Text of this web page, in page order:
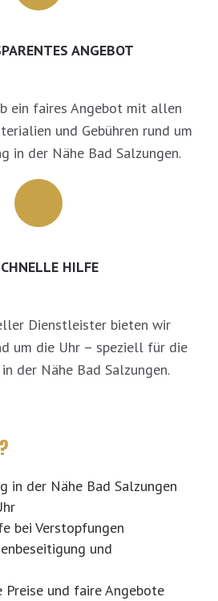
ANGEBOT
ein faires Angebot mit allen
und Gebühren rund um
in der Nähe Bad Salzungen.
HILFE
Dienstleister bieten wir
um die Uhr – speziell für die
der Nähe Bad Salzungen.
in der Nähe Bad Salzungen
bei Verstopfungen
und
Preise und faire Angebote